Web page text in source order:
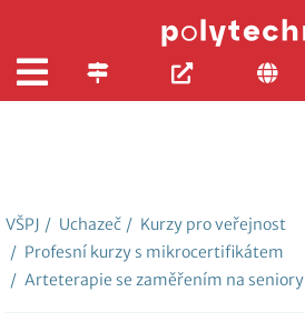
VŠPJ / Uchazeč / Kurzy pro veřejnost
/ Profesní kurzy s mikrocertifikátem
/ Arteterapie se zaměřením na seniory